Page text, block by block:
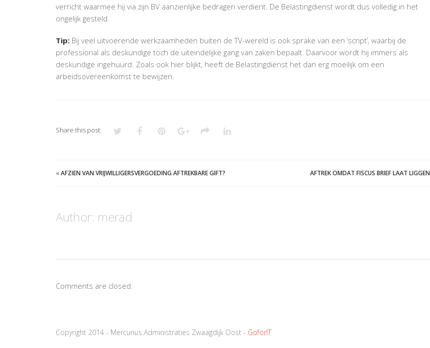
verricht waarmee hij via zijn BV aanzienlijke bedragen verdient. De Belastingdienst wordt dus volledig in het
ongelijk gesteld.
Tip: Bij veel uitvoerende werkzaamheden buiten de TV-wereld is ook sprake van een ‘script’, waarbij de
professional als deskundige toch de uiteindelijke gang van zaken bepaalt. Daarvoor wordt hij immers als
deskundige ingehuurd. Zoals ook hier blijkt, heeft de Belastingdienst het dan erg moeilijk om een
arbeidsovereenkomst te bewijzen.
Share this post:
«AFZIEN VAN VRIJWILLIGERSVERGOEDING AFTREKBARE GIFT? AFTREK OMDAT FISCUS BRIEF LAAT LIGGEN
Author: merad
Comments are closed.
Copyright 2014 - Mercurius Administraties Zwaagdijk Oost - GoforIT